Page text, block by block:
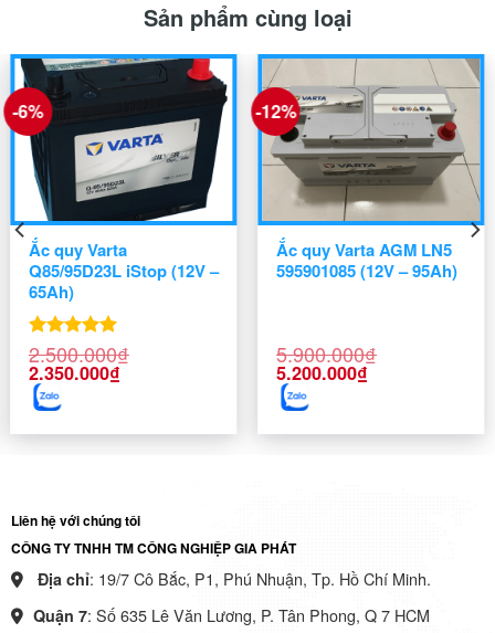
Sản phẩm cùng loại
-6%
Ắc quy Varta
Q85/95D23L iStop (12V –
65Ah)
Được xếp
hạng5.00
5 sao
2.500.000₫
Giá
gốc
là:
2.350.000₫Giá
hiện
2.350.000₫.
-12%
Ắc quy Varta AGM LN5
595901085 (12V – 95Ah)
5.900.000₫
Giá
gốc
là:
5.200.000₫Giá
5.200.000₫.
Liên hệ với chúng tôi
CÔNG TY TNHH TM CÔNG NGHIỆP GIA PHÁT
Địa chỉ: 19/7 Cô Bắc, P1, Phú Nhuận, Tp. Hồ Chí Minh.
Quận 7: Số 635 Lê Văn Lương, P. Tân Phong, Q 7 HCM